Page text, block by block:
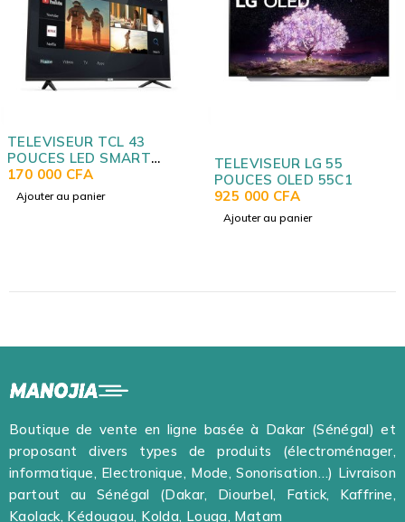
43
TELEVISEUR LG 55
POUCES OLED 55C1
925 000
TELEVISEUR
LG 32 POUCES
Ajouter au panier
Boutique de vente en ligne basée à Dakar (Sénégal) et
proposant divers types de produits (électroménager,
informatique, Electronique, Mode, Sonorisation…) Livraison
partout au Sénégal (Dakar, Diourbel, Fatick, Kaffrine,
Kaolack, Kédougou, Kolda, Louga, Matam